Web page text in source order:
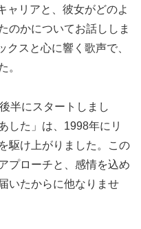
ャリアと、彼女がどのよ
のかについてお話ししま
スと心に響く歌声で、
。
半にスタートしまし
した」は、1998年にリ
駆け上がりました。この
プローチと、感情を込め
いたからに他なりませ